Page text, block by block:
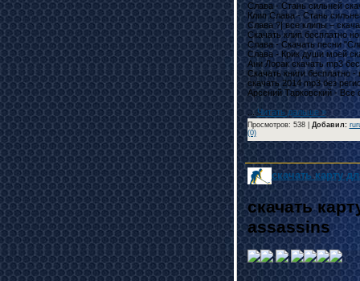
Слава - Стань сильней
Клип Слава - Стань
Слава ?| все клипы –
Cкачать клип бесплатно
Слава - Скачать песни
Слава - Крик души моей
Ани Лорак скачать mp3
Скачать книги бесплатно -
скачать 2014 mp3 без
Арсений Тарковский - Все
... Читать дальше »
Просмотров: 538 | Добавил:
(0)
скачать карту
скачать
assassins